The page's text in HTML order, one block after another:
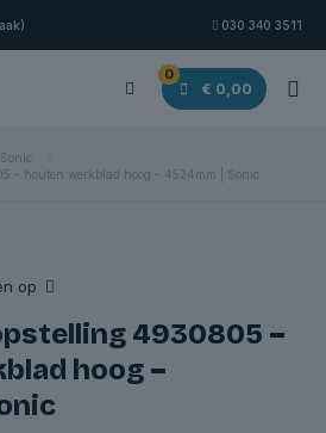
030 340 3511
0
€ 0,00
Sonic
– houten werkblad hoog – 4524mm | Sonic
op
4930805 –
hoog –